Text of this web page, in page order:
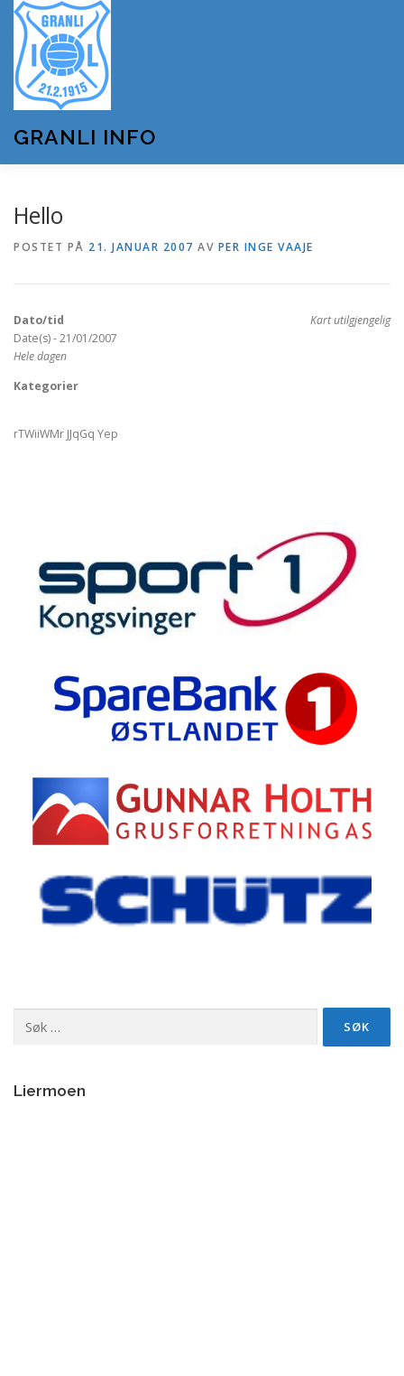
innhold
GRANLI INFO
OM GRANLI INFO
Hello
POSTET PÅ 21. JANUAR 2007 AV PER INGE VAAJE
Kart utilgjengelig
Dato/tid
Date(s) - 21/01/2007
Hele dagen
Kategorier
rTWiiWMr JJqGq Yep
etter:
Liermoen